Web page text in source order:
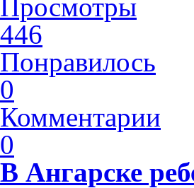
Просмотры
446
Понравилось
0
Комментарии
0
В Ангарске